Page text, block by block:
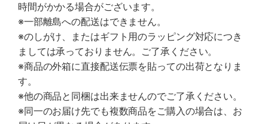
時間がかかる場合がございます。
※一部離島への配送はできません。
※のしがけ、またはギフト用のラッピング対応につき
ましては承っておりません。ご了承ください。
※商品の外箱に直接配送伝票を貼っての出荷となりま
す。
※他の商品と同梱は出来ませんのでご了承ください。
※同一のお届け先でも複数商品をご購入の場合は、お